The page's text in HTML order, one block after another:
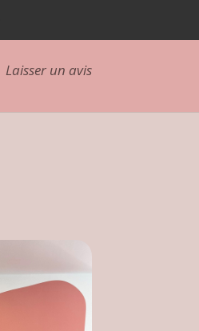
Laisser un avis